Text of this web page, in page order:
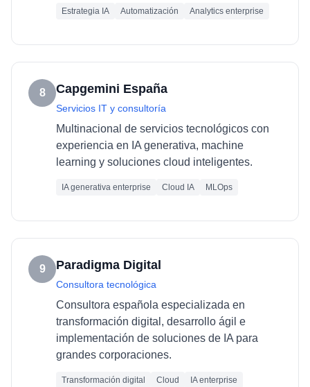
Estrategia IA Automatización Analytics enterprise
8 Capgemini España
Servicios IT y consultoría
Multinacional de servicios tecnológicos con
experiencia en IA generativa, machine
learning y soluciones cloud inteligentes.
IA generativa enterprise Cloud IA MLOps
9 Paradigma Digital
Consultora tecnológica
Consultora española especializada en
transformación digital, desarrollo ágil e
implementación de soluciones de IA para
grandes corporaciones.
Transformación digital Cloud IA enterprise